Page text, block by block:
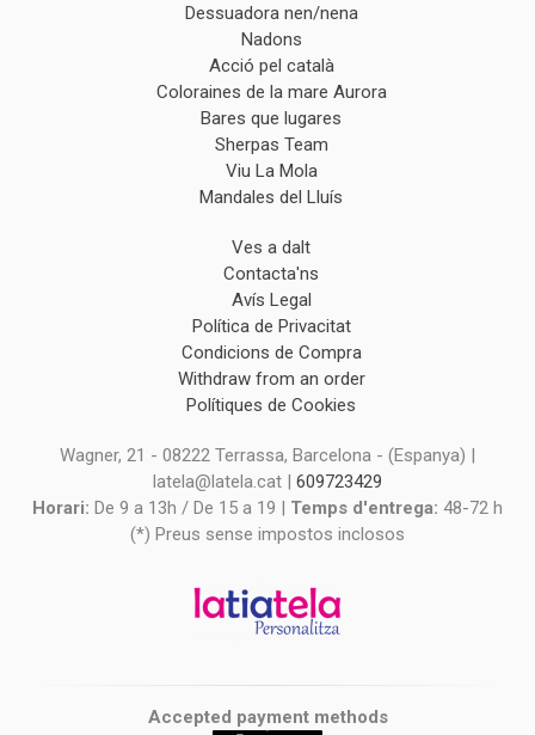
Dessuadora nen/nena
Nadons
Acció pel català
Coloraines de la mare Aurora
Bares que lugares
Sherpas Team
Viu La Mola
Mandales del Lluís
Ves a dalt
Contacta'ns
Avís Legal
Política de Privacitat
Condicions de Compra
Withdraw from an order
Polítiques de Cookies
Wagner, 21 - 08222 Terrassa, Barcelona - (Espanya) |
latela@latela.cat | 609723429
Horari: De 9 a 13h / De 15 a 19 | Temps d'entrega: 48-72 h
(*) Preus sense impostos inclosos
Accepted payment methods